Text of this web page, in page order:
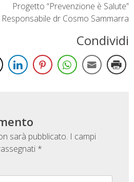
Progetto “Prevenzione è Salute”
Responsabile dr Cosmo Sammarra
Condividi
sarà pubblicato. I campi
*